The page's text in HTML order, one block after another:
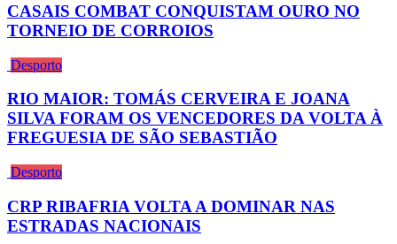
CASAIS COMBAT CONQUISTAM OURO NO
TORNEIO DE CORROIOS
Desporto
RIO MAIOR: TOMÁS CERVEIRA E JOANA
SILVA FORAM OS VENCEDORES DA VOLTA À
FREGUESIA DE SÃO SEBASTIÃO
Desporto
CRP RIBAFRIA VOLTA A DOMINAR NAS
ESTRADAS NACIONAIS